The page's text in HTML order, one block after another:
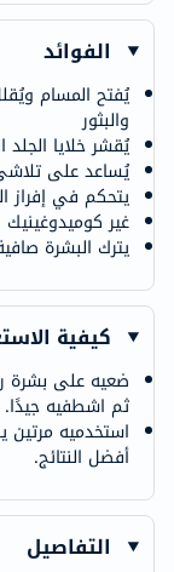
الفوائد
يُفتح المسام
والبثور
يُقشر خلايا
يُساعد على
يتحكم في إفراز
غير
يترك البشرة
كيفية
ضعيه على بشرة
ثم اشطفيه جيدًا.
استخدميه مرتين
أفضل النتائج.
التفاصيل